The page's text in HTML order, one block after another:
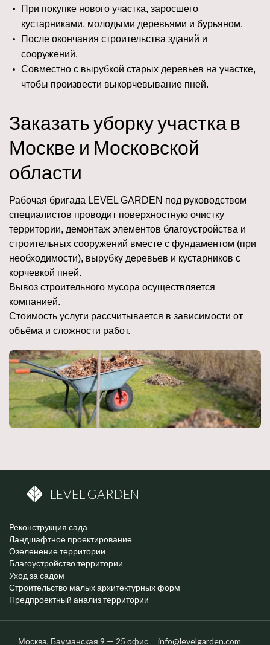
При покупке нового участка, заросшего
кустарниками, молодыми деревьями и бурьяном.
После окончания строительства зданий и
сооружений.
Совместно с вырубкой старых деревьев на участке,
чтобы произвести выкорчевывание пней.
Заказать уборку участка в
Москве и Московской
области
Рабочая бригада LEVEL GARDEN под руководством
специалистов проводит поверхностную очистку
территории, демонтаж элементов благоустройства и
строительных сооружений вместе с фундаментом (при
необходимости), вырубку деревьев и кустарников с
корчевкой пней.
Вывоз строительного мусора осуществляется
компанией.
Стоимость услуги рассчитывается в зависимости от
объёма и сложности работ.
LEVEL GARDEN
Реконструкция сада
Ландшафтное проектирование
Озеленение территории
Благоустройство территории
Уход за садом
Строительство малых архитектурных форм
Предпроектный анализ территории
Москва, Бауманская 9 — 25 офис info@levelgarden.com